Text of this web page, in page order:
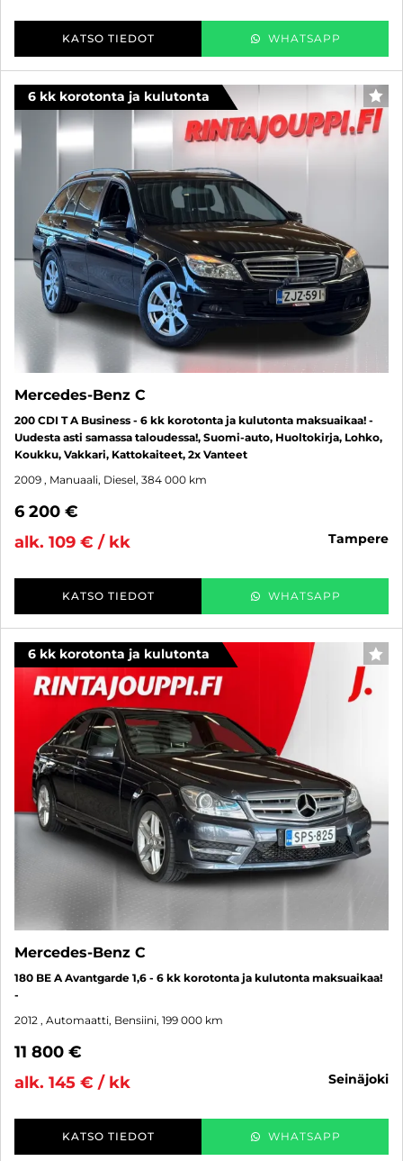
KATSO TIEDOT WHATSAPP
6 kk korotonta ja kulutonta
Mercedes-Benz C
200 CDI T A Business - 6 kk korotonta ja kulutonta maksuaikaa! -
Uudesta asti samassa taloudessa!, Suomi-auto, Huoltokirja, Lohko,
Koukku, Vakkari, Kattokaiteet, 2x Vanteet
2009 , Manuaali, Diesel, 384 000 km
6 200 €
alk. 109 € / kk
tampere
KATSO TIEDOT WHATSAPP
6 kk korotonta ja kulutonta
Mercedes-Benz C
180 BE A Avantgarde 1,6 - 6 kk korotonta ja kulutonta maksuaikaa!
-
2012 , Automaatti, Bensiini, 199 000 km
11 800 €
alk. 145 € / kk
seinäjoki
KATSO TIEDOT WHATSAPP